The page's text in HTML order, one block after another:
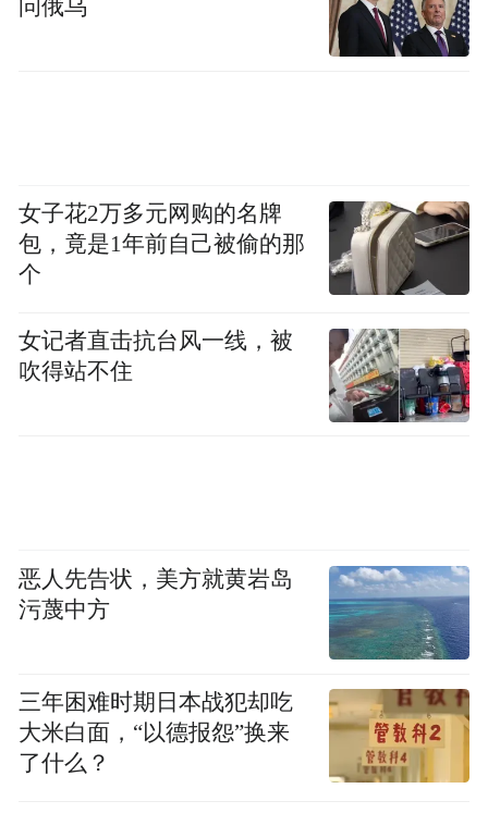
问俄乌
女子花2万多元网购的名牌
包，竟是1年前自己被偷的那
个
女记者直击抗台风一线，被
吹得站不住
恶人先告状，美方就黄岩岛
污蔑中方
三年困难时期日本战犯却吃
大米白面，“以德报怨”换来
了什么？